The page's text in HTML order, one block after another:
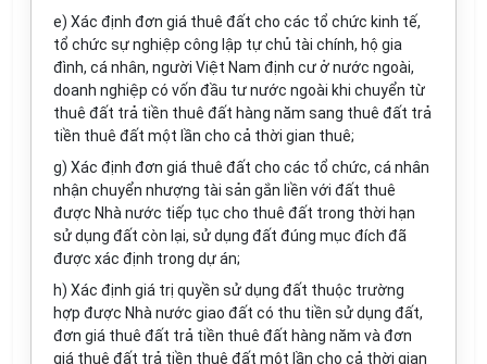
e) Xác định đơn giá thuê đất cho các tổ chức kinh tế,
tổ chức sự nghiệp công lập tự chủ tài chính, hộ gia
đình, cá nhân, người Việt Nam định cư ở nước ngoài,
doanh nghiệp có vốn đầu tư nước ngoài khi chuyển từ
thuê đất trả tiền thuê đất hàng năm sang thuê đất trả
tiền thuê đất một lần cho cả thời gian thuê;
g) Xác định đơn giá thuê đất cho các tổ chức, cá nhân
nhận chuyển nhượng tài sản gắn liền với đất thuê
được Nhà nước tiếp tục cho thuê đất trong thời hạn
sử dụng đất còn lại, sử dụng đất đúng mục đích đã
được xác định trong dự án;
h) Xác định giá trị quyền sử dụng đất thuộc trường
hợp được Nhà nước giao đất có thu tiền sử dụng đất,
đơn giá thuê đất trả tiền thuê đất hàng năm và đơn
giá thuê đất trả tiền thuê đất một lần cho cả thời gian